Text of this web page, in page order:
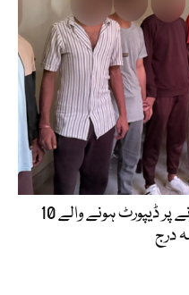
ترکی سے غیر قانونی سرحد عبور کرنے پر ڈیپورٹ ہونے والے 10
درج